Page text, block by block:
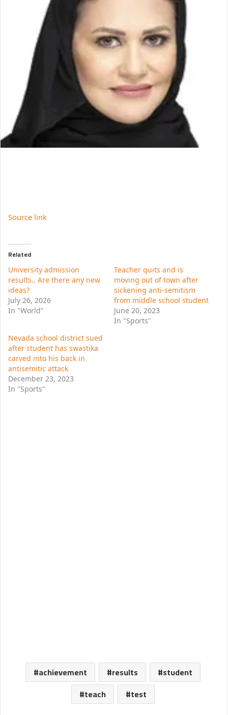
Source link
Related
University admission
results.. Are there any new
ideas?
July 26, 2026
In "World"
Teacher quits and is
moving out of town after
sickening anti-semitism
from middle school student
June 20, 2023
In "Sports"
Nevada school district sued
after student has swastika
carved into his back in
antisemitic attack
December 23, 2023
In "Sports"
achievement results
student
teach
test